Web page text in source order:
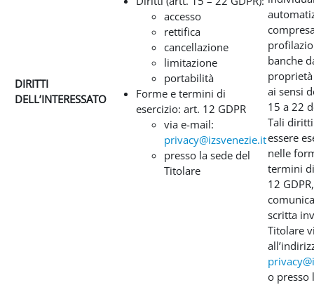
DIRITTI
DELL’INTERESSATO
accesso
rettifica
cancellazione
limitazione
portabilità
Forme e termini di
esercizio: art. 12 GDPR
via e-mail:
privacy@izsvenezie.it
presso la sede del
Titolare
banche
proprietà
ai sensi
15 a 22
Tali
essere
nelle
termini
12
scritta
Titolare
o presso